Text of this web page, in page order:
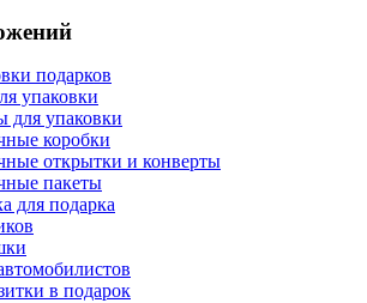
подарков
упаковки
для упаковки
коробки
открытки и конверты
пакеты
для подарка
в подарок